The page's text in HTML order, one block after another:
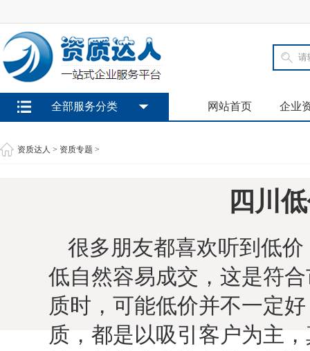
网站首页 企业
全部服务分类
资质达人 > 资质专题 >
四川
很多朋友都喜欢听到低
低自然容易成交，这是符
质时，可能低价并不一定
质，都是以吸引客户为主